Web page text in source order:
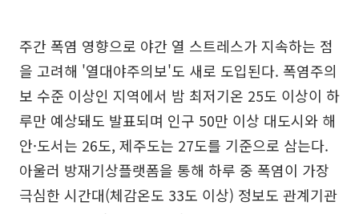
주간 폭염 영향으로 야간 열 스트레스가 지속하는 점
을 고려해 '열대야주의보'도 새로 도입된다. 폭염주의
보 수준 이상인 지역에서 밤 최저기온 25도 이상이 하
루만 예상돼도 발표되며 인구 50만 이상 대도시와 해
안·도서는 26도, 제주도는 27도를 기준으로 삼는다.
아울러 방재기상플랫폼을 통해 하루 중 폭염이 가장
극심한 시간대(체감온도 33도 이상) 정보도 관계기관